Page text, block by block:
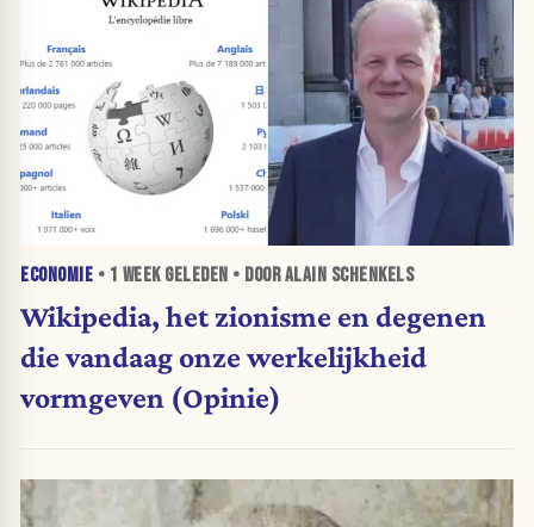
ECONOMIE • 1 WEEKGELEDEN • DOOR ALAIN SCHENKELS
Wikipedia, het zionisme en degenen
die vandaag onze werkelijkheid
vormgeven (Opinie)